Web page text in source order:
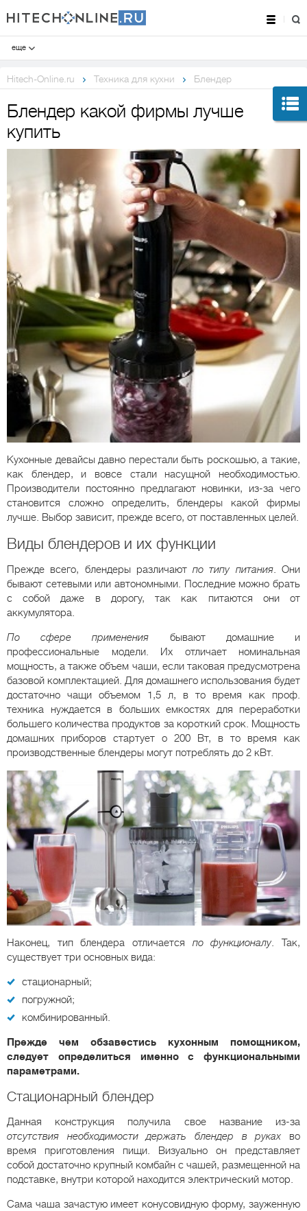
еще
Hitech-Online.ru Техника для кухни Блендер
Блендер какой фирмы лучше
купить
Кухонные девайсы давно перестали быть роскошью, а такие,
как блендер, и вовсе стали насущной необходимостью.
Производители постоянно предлагают новинки, из-за чего
становится сложно определить, блендеры какой фирмы
лучше. Выбор зависит, прежде всего, от поставленных целей.
Виды блендеров и их функции
Прежде всего, блендеры различаютпо типу питания. Они
бывают сетевыми или автономными. Последние можно брать
с собой даже в дорогу, так как питаются они от
аккумулятора.
По сфере применения бывают домашние и
профессиональные модели. Их отличает номинальная
мощность, а также объем чаши, если таковая предусмотрена
базовой комплектацией. Для домашнего использования будет
достаточно чащи объемом 1,5 л, в то время как проф.
техника нуждается в больших емкостях для переработки
большего количества продуктов за короткий срок. Мощность
домашних приборов стартует о 200 Вт, в то время как
производственные блендеры могут потреблять до 2 кВт.
Наконец, тип блендера отличается по функционалу. Так,
существует три основных вида:
стационарный;
погружной;
комбинированный.
Прежде чем обзавестись кухонным помощником,
следует определиться именно с функциональными
параметрами.
Стационарный блендер
Данная конструкция получила свое название из-за
отсутствия необходимости держать блендер в руках во
время приготовления пищи. Визуально он представляет
собой достаточно крупный комбайн с чашей, размещенной на
подставке, внутри которой находится электрический мотор.
Сама чаша зачастую имеет конусовидную форму, зауженную